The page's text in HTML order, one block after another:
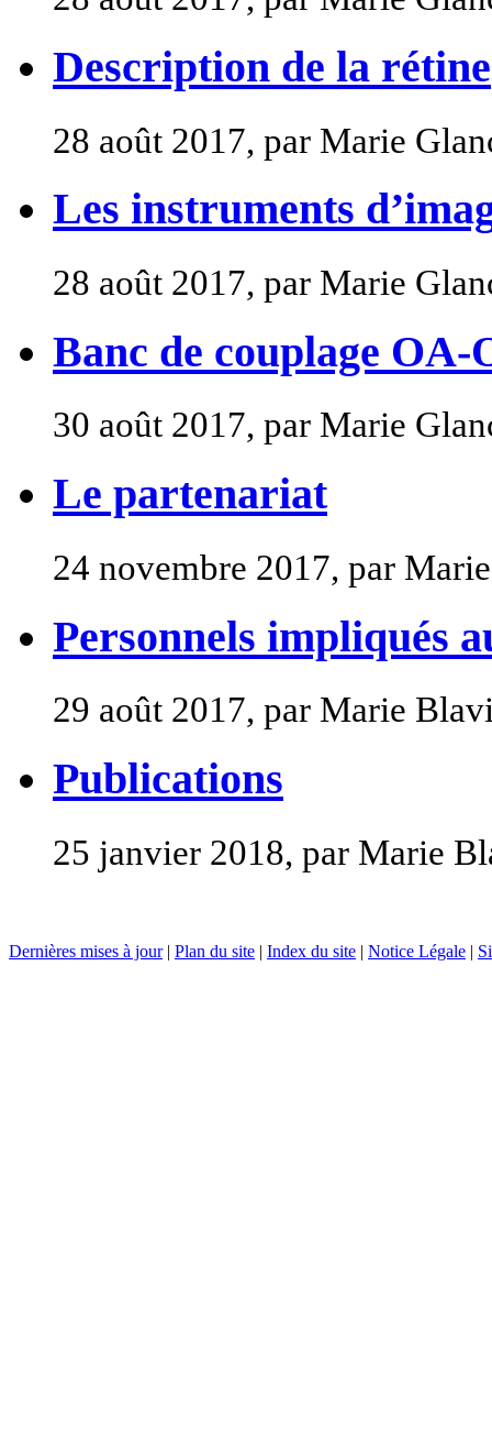
Description de la rétine
28 août 2017, par Marie
Les instruments
28 août 2017, par Marie
Banc de couplage
30 août 2017, par Marie
Le partenariat
24 novembre 2017, par
Personnels impliqués
29 août 2017, par Marie
Publications
25 janvier 2018, par Marie
Dernières mises à jour| Plan du site | Index du site | Notice Légale |